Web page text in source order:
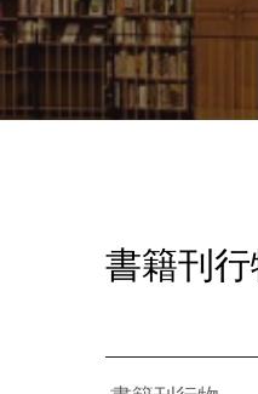
書籍刊